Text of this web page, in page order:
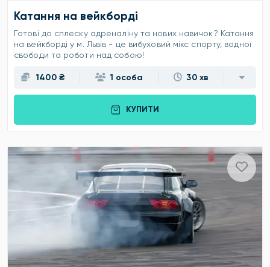
Катання на вейкборді
Готові до сплеску адреналіну та нових навичок? Катання
на вейкборді у м. Львів - це вибуховий мікс спорту, водної
свободи та роботи над собою!
1400 ₴ 1 особа 30 хв
КУПИТИ